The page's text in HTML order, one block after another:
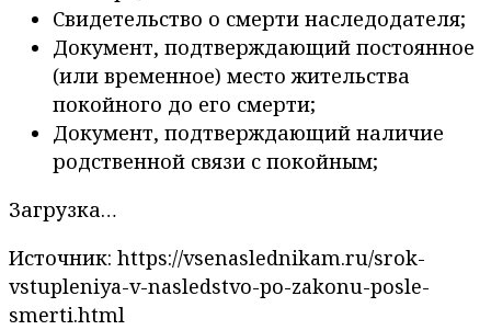
Свидетельство о смерти наследодателя;
Документ, подтверждающий постоянное
(или временное) место жительства
покойного до его смерти;
Документ, подтверждающий наличие
родственной связи с покойным;
Загрузка…
Источник: https://vsenaslednikam.ru/srok-
vstupleniya-v-nasledstvo-po-zakonu-posle-
smerti.html